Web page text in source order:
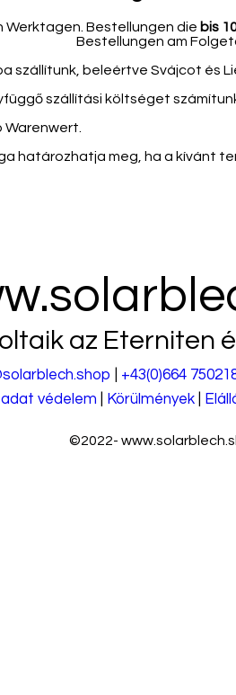
Werktagen. Bestellungen die bis
Bestellungen am
szállítunk, beleértve Svájcot és
szállítási költséget
határozhatja meg, ha a kívánt
az Eterniten
+43(0)664
adat védelem Körülmények
©2022-